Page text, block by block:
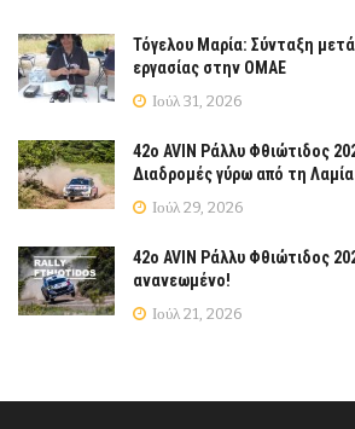
Τόγελου Μαρία: Σύνταξη
εργασίας στην ΟΜΑΕ
Ιούλ 31, 2026
42ο AVIN Ράλλυ Φθιώτιδος
Διαδρομές γύρω από τη Λαμία
Ιούλ 29, 2026
42ο AVIN Ράλλυ Φθιώτιδος
ανανεωμένο!
Ιούλ 21, 2026